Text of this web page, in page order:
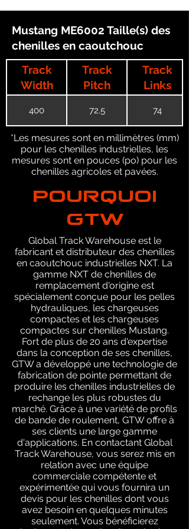
Mustang ME6002 Taille(s) des
chenilles en caoutchouc
Track
Width
Track
Pitch
Track
Links
400 72.5 74
*Les mesures sont en millimètres (mm)
pour les chenilles industrielles, les
mesures sont en pouces (po) pour les
chenilles agricoles et pavées.
POURQUOI
GTW
Global Track Warehouse est le
fabricant et distributeur des chenilles
en caoutchouc industrielles NXT. La
gamme NXT de chenilles de
remplacement d'origine est
spécialement conçue pour les pelles
hydrauliques, les chargeuses
compactes et les chargeuses
compactes sur chenilles Mustang.
Fort de plus de 20 ans d'expertise
dans la conception de ses chenilles,
GTW a développé une technologie de
fabrication de pointe permettant de
produire les chenilles industrielles de
rechange les plus robustes du
marché. Grâce à une variété de profils
de bande de roulement, GTW offre à
ses clients une large gamme
d'applications. En contactant Global
Track Warehouse, vous serez mis en
relation avec une équipe
commerciale compétente et
expérimentée qui vous fournira un
devis pour les chenilles dont vous
avez besoin en quelques minutes
seulement. Vous bénéficierez